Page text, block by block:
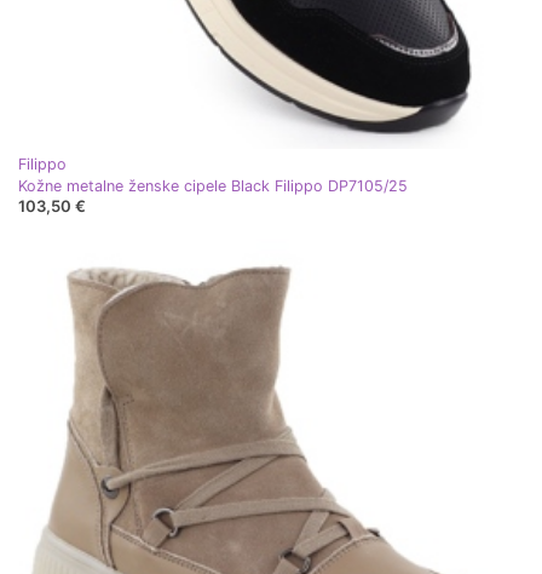
Filippo
Kožne metalne ženske cipele Black Filippo DP7105/25
103,50 €